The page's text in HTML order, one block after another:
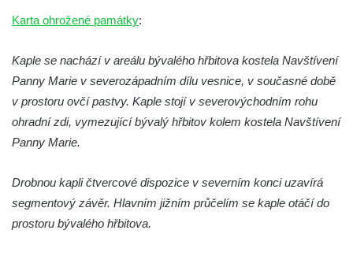
Křížová cesta Římov – VII. kaple – Políbení
Křížová cesta Římov – VI. kaple – Olivetská
hora (Getsemanská zahrada)
Křížová cesta Římov – V. kaple – Smutná
duše
Křížová cesta Římov – III. kaple – Stádní
brána
Křížová cesta Římov – II. kaple – Poslední
Karta ohrožené památky:
Kaple se nachází v areálu bývalého hřbitova kostela Navštívení
Panny Marie v severozápadním dílu vesnice, v současné době
v prostoru ovčí pastvy. Kaple stojí v severovýchodním rohu
ohradní zdi, vymezující bývalý hřbitov kolem kostela Navštívení
Panny Marie.
Drobnou kapli čtvercové dispozice v severním konci uzavírá
segmentový závěr. Hlavním jižním průčelím se kaple otáčí do
prostoru bývalého hřbitova.